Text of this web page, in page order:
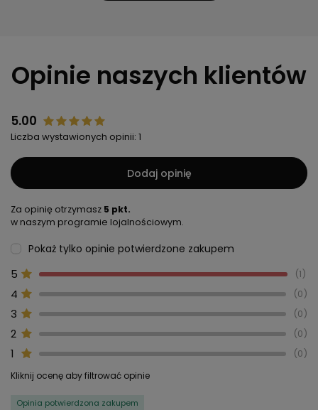
Opinie naszych klientów
5.00
Liczba wystawionych opinii: 1
Dodaj opinię
Za opinię otrzymasz 5 pkt.
w naszym programie lojalnościowym.
Pokaż tylko opinie potwierdzone zakupem
5 1
4 0
3 0
2 0
1 0
Kliknij ocenę aby filtrować opinie
Opinia potwierdzona zakupem